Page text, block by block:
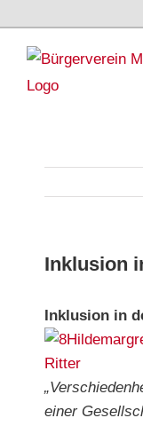
content
Inklusion
Inklusion in
einer